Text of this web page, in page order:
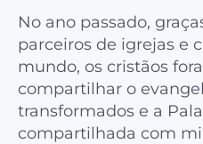
No ano passado,
parceiros de igrejas e
mundo, os cristãos
compartilhar o
transformados e a
compartilhada com